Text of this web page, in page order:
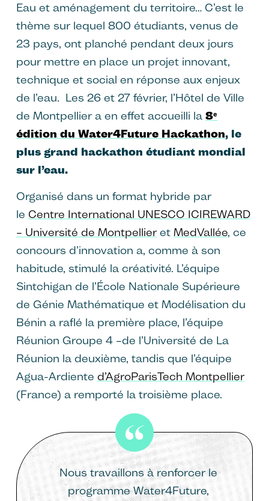
Eau et aménagement du territoire… C’est le
thème sur lequel 800 étudiants, venus de
23 pays, ont planché pendant deux jours
pour mettre en place un projet innovant,
technique et social en réponse aux enjeux
de l’eau. Les 26 et 27 février, l’Hôtel de Ville
de Montpellier a en effet accueilli la 8ᵉ
édition du Water4Future Hackathon, le
plus grand hackathon étudiant mondial
sur l’eau.
Organisé dans un format hybride par
le Centre International UNESCO ICIREWARD
– Université de Montpellieret MedVallée, ce
concours d’innovation a, comme à son
habitude, stimulé la créativité. L’équipe
Sintchigan de l’École Nationale Supérieure
de Génie Mathématique et Modélisation du
Bénin a raflé la première place, l’équipe
Réunion Groupe 4 –de l’Université de La
Réunion la deuxième, tandis que l’équipe
Agua-Ardiente d’AgroParisTech Montpellier
(France) a remporté la troisième place.
Nous travaillons à renforcer le
programme Water4Future,